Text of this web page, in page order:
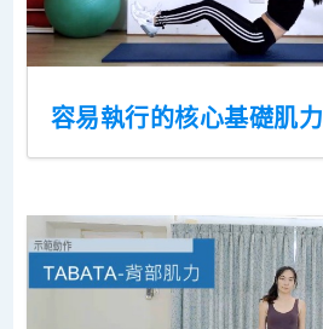
容易執行的核心基礎肌